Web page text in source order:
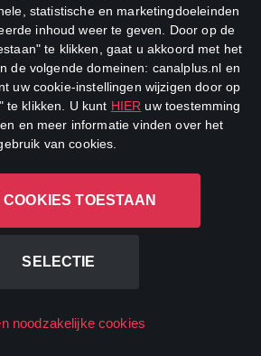
statistische en marketingdoeleinden
inhoud weer te geven. Door op de
te klikken, gaat u akkoord met het
de volgende domeinen: canalplus.nl en
uw cookie-instellingen wijzigen door op
te klikken. U kunt HIER uw toestemming
en meer informatie vinden over het
van cookies.
TOESTAAN
SELECTIE
noodzakelijke cookies
RTL 8
RTL Z
SBS6
Net5
DreamWorks Channel